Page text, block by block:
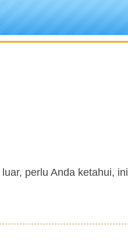
perlu Anda ketahui, ini